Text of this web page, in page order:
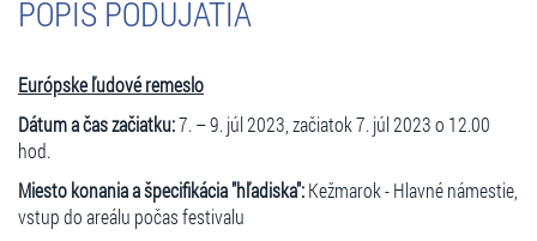
POPIS PODUJATIA
Európske ľudové remeslo
Dátum a čas začiatku:7. – 9. júl 2023, začiatok 7. júl 2023 o 12.00
hod.
Miesto konania a špecifikácia "hľadiska":Kežmarok - Hlavné námestie,
vstup do areálu počas festivalu